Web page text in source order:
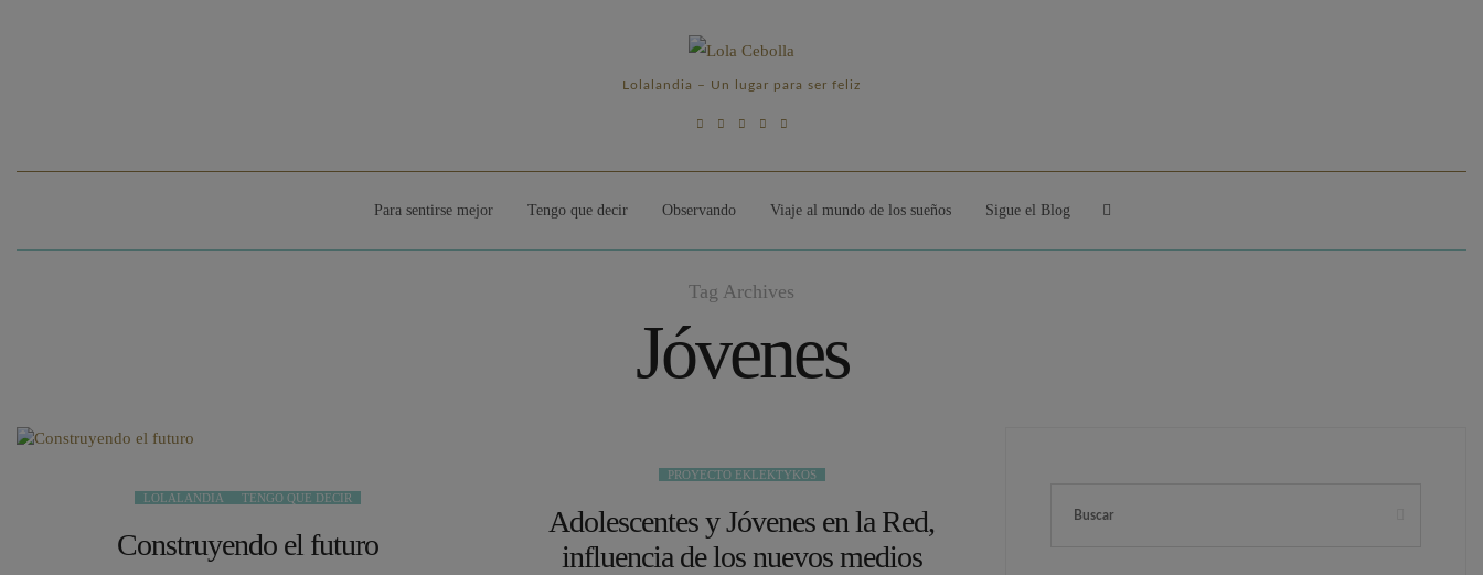
Lolalandia – Un lugar para ser feliz
Para sentirse mejor Tengo que decir Observando Viaje al mundo de los sueños Sigue el Blog
Tag Archives
Jóvenes
LOLALANDIA TENGO QUE DECIR
Construyendo el futuro
PROYECTO EKLEKTYKOS
Adolescentes y Jóvenes en la Red,
influencia de los nuevos medios